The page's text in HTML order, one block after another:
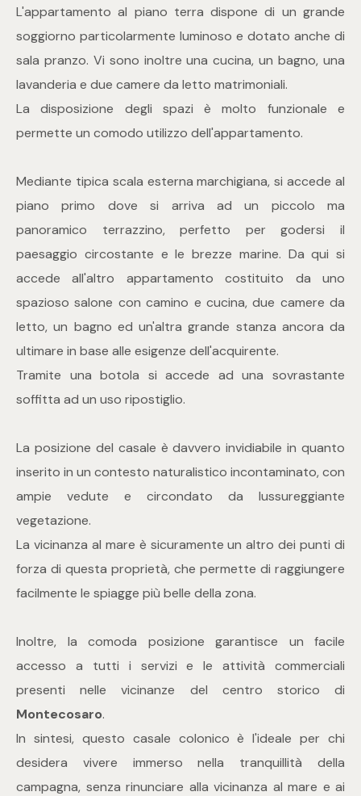
L'appartamento al piano terra dispone di un grande
soggiorno particolarmente luminoso e dotato anche di
sala pranzo. Vi sono inoltre una cucina, un bagno, una
lavanderia e due camere da letto matrimoniali.
La disposizione degli spazi è molto funzionale e
permette un comodo utilizzo dell'appartamento.
Mediante tipica scala esterna marchigiana, si accede al
piano primo dove si arriva ad un piccolo ma
panoramico terrazzino, perfetto per godersi il
paesaggio circostante e le brezze marine. Da qui si
accede all'altro appartamento costituito da uno
spazioso salone con camino e cucina, due camere da
letto, un bagno ed un'altra grande stanza ancora da
ultimare in base alle esigenze dell'acquirente.
Tramite una botola si accede ad una sovrastante
soffitta ad un uso ripostiglio.
La posizione del casale è davvero invidiabile in quanto
inserito in un contesto naturalistico incontaminato, con
ampie vedute e circondato da lussureggiante
vegetazione.
La vicinanza al mare è sicuramente un altro dei punti di
forza di questa proprietà, che permette di raggiungere
facilmente le spiagge più belle della zona.
Inoltre, la comoda posizione garantisce un facile
accesso a tutti i servizi e le attività commerciali
presenti nelle vicinanze del centro storico di
Montecosaro.
In sintesi, questo casale colonico è l'ideale per chi
desidera vivere immerso nella tranquillità della
campagna, senza rinunciare alla vicinanza al mare e ai
1
2
3
4
5
5+
Bagni
Qualsiasi
2
3
4
5+
Camere
Qualsiasi